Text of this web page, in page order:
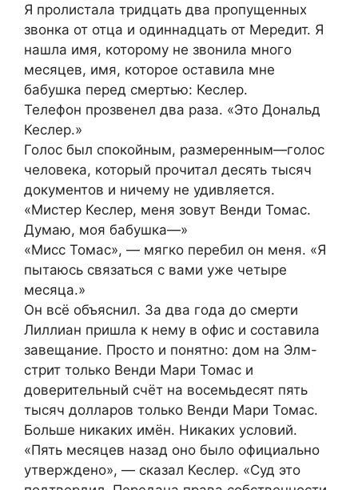
Я пролистала тридцать два пропущенных
звонка от отца и одиннадцать от Мередит. Я
нашла имя, которому не звонила много
месяцев, имя, которое оставила мне
бабушка перед смертью: Кеслер.
Телефон прозвенел два раза. «Это Дональд
Кеслер.»
Голос был спокойным, размеренным—голос
человека, который прочитал десять тысяч
документов и ничему не удивляется.
«Мистер Кеслер, меня зовут Венди Томас.
Думаю, моя бабушка—»
«Мисс Томас», — мягко перебил он меня. «Я
пытаюсь связаться с вами уже четыре
месяца.»
Он всё объяснил. За два года до смерти
Лиллиан пришла к нему в офис и составила
завещание. Просто и понятно: дом на Элм-
стрит только Венди Мари Томас и
доверительный счёт на восемьдесят пять
тысяч долларов только Венди Мари Томас.
Больше никаких имён. Никаких условий.
«Пять месяцев назад оно было официально
утверждено», — сказал Кеслер. «Суд это